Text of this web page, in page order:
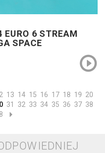
EURO 6 STREAM
SPACE
13 14 15 16 17 18 19 20
31 32 33 34 35 36 37 38